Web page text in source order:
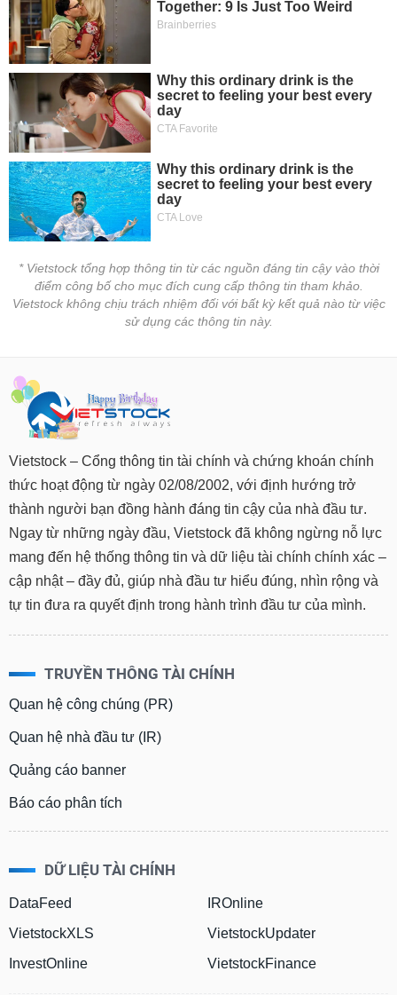
* Vietstock tổng hợp thông tin từ các nguồn đáng tin cậy vào thời
điểm công bố cho mục đích cung cấp thông tin tham khảo.
Vietstock không chịu trách nhiệm đối với bất kỳ kết quả nào từ việc
sử dụng các thông tin này.
Vietstock – Cổng thông tin tài chính và chứng khoán chính
thức hoạt động từ ngày 02/08/2002, với định hướng trở
thành người bạn đồng hành đáng tin cậy của nhà đầu tư.
Ngay từ những ngày đầu, Vietstock đã không ngừng nỗ lực
mang đến hệ thống thông tin và dữ liệu tài chính chính xác –
cập nhật – đầy đủ, giúp nhà đầu tư hiểu đúng, nhìn rộng và
tự tin đưa ra quyết định trong hành trình đầu tư của mình.
TRUYỀN THÔNG TÀI CHÍNH
Quan hệ công chúng (PR)
Quan hệ nhà đầu tư (IR)
Quảng cáo banner
Báo cáo phân tích
DỮ LIỆU TÀI CHÍNH
DataFeed
VietstockXLS
InvestOnline
IROnline
VietstockUpdater
VietstockFinance
chính